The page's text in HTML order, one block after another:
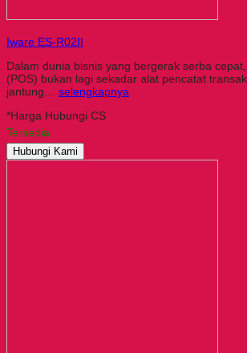
Iware ES-R02II
Dalam dunia bisnis yang bergerak serba
(POS) bukan lagi sekadar alat pencatat
jantung… selengkapnya
*Harga Hubungi CS
Tersedia
Hubungi Kami